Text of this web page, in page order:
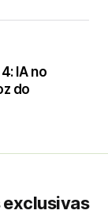
IA no
do
exclusivas